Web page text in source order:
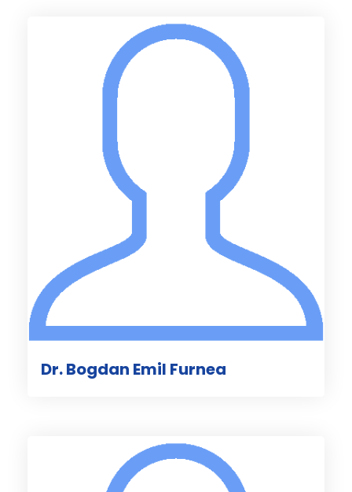
Dr. Bogdan Emil Furnea